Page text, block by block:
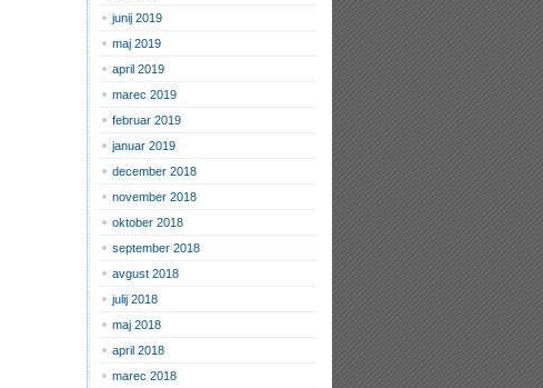
junij 2019
maj 2019
april 2019
marec 2019
februar 2019
januar 2019
december 2018
november 2018
oktober 2018
september 2018
avgust 2018
julij 2018
maj 2018
april 2018
marec 2018